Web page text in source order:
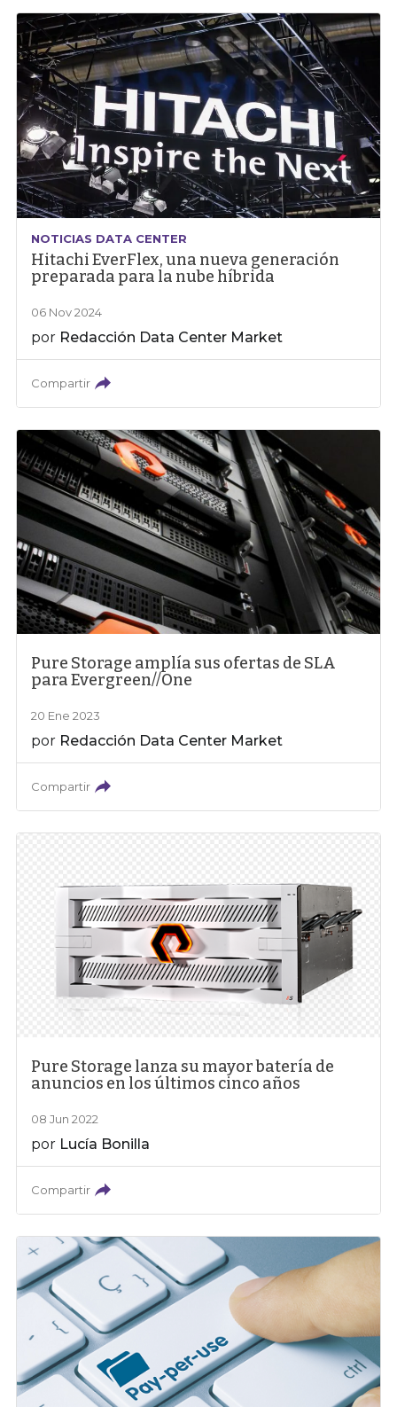
NOTICIAS DATA CENTER
Hitachi EverFlex, una nueva generación
preparada para la nube híbrida
06 Nov 2024
por Redacción Data Center Market
Compartir
Pure Storage amplía sus ofertas de SLA
para Evergreen//One
20 Ene 2023
por Redacción Data Center Market
Compartir
Pure Storage lanza su mayor batería de
anuncios en los últimos cinco años
08 Jun 2022
por Lucía Bonilla
Compartir